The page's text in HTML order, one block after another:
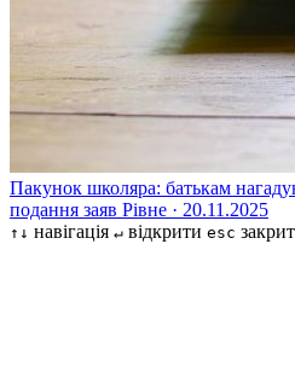
Пакунок школяра: батькам
подання заяв Рівне · 20.11.2025
↑↓ навігація ↵ відкрити esc